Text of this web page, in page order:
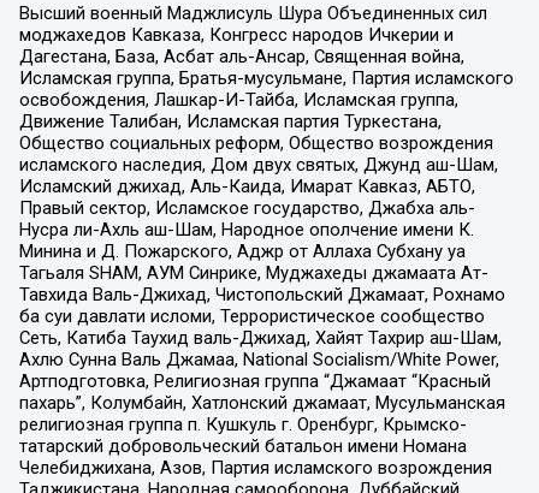
Высший военный Маджлисуль Шура Объединенных сил
моджахедов Кавказа, Конгресс народов Ичкерии и
Дагестана, База, Асбат аль-Ансар, Священная война,
Исламская группа, Братья-мусульмане, Партия исламского
освобождения, Лашкар-И-Тайба, Исламская группа,
Движение Талибан, Исламская партия Туркестана,
Общество социальных реформ, Общество возрождения
исламского наследия, Дом двух святых, Джунд аш-Шам,
Исламский джихад, Аль-Каида, Имарат Кавказ, АБТО,
Правый сектор, Исламское государство, Джабха аль-
Нусра ли-Ахль аш-Шам, Народное ополчение имени К.
Минина и Д. Пожарского, Аджр от Аллаха Субхану уа
Тагьаля SHAM, АУМ Синрике, Муджахеды джамаата Ат-
Тавхида Валь-Джихад, Чистопольский Джамаат, Рохнамо
ба суи давлати исломи, Террористическое сообщество
Сеть, Катиба Таухид валь-Джихад, Хайят Тахрир аш-Шам,
Ахлю Сунна Валь Джамаа, National Socialism/White Power,
Артподготовка, Религиозная группа “Джамаат “Красный
пахарь”, Колумбайн, Хатлонский джамаат, Мусульманская
религиозная группа п. Кушкуль г. Оренбург, Крымско-
татарский добровольческий батальон имени Номана
Челебиджихана, Азов, Партия исламского возрождения